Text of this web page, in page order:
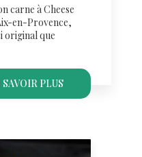
carne à Cheese
en-Provence,
original que
SAVOIR PLUS